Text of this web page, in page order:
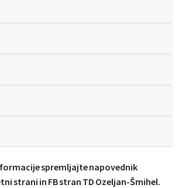
spremljajte napovednik
strani in FB stran TD Ozeljan-Šmihel.